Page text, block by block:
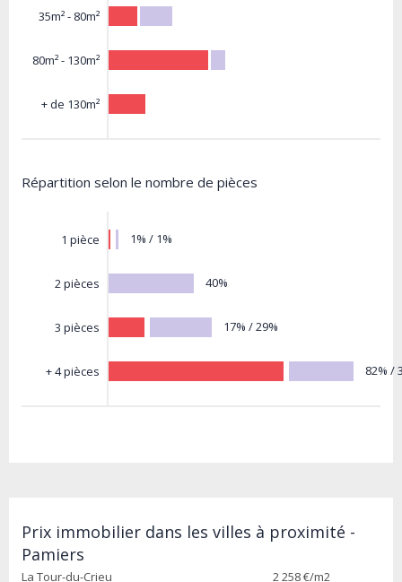
35m² - 80m²
80m² - 130m²
+ de 130m²
Répartition selon le nombre de pièces
1 pièce
2 pièces
3 pièces
+ 4 pièces
1% / 1%
40%
17% / 29%
82% /
Prix immobilier dans les villes à proximité -
Pamiers
La Tour-du-Crieu 2 258€/m2